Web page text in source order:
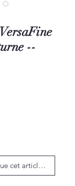
--
cet article est